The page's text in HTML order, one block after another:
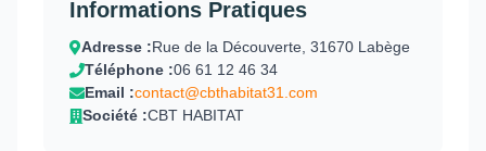
Informations Pratiques
Adresse :Rue de la Découverte, 31670 Labège
Téléphone :06 61 12 46 34
Email :contact@cbthabitat31.com
Société :CBT HABITAT